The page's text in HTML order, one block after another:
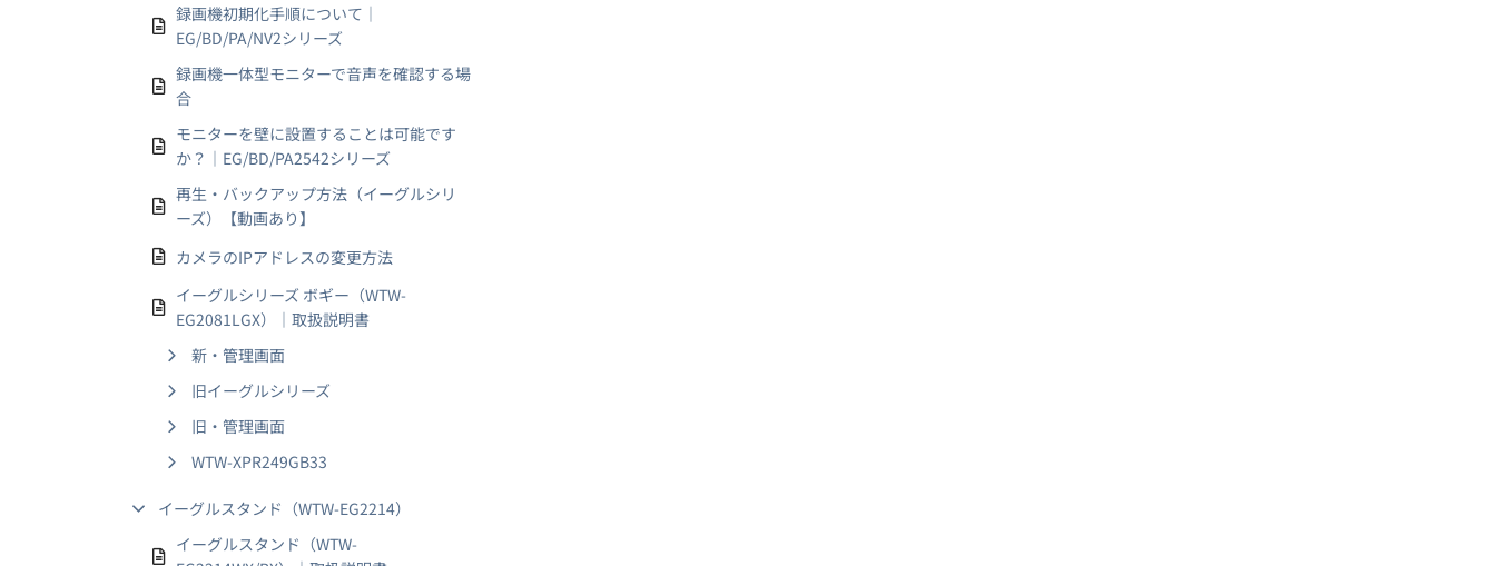
録画機初期化手順について｜
EG/BD/PA/NV2シリーズ
録画機一体型モニターで音声を確認する場
合
モニターを壁に設置することは可能です
か？｜EG/BD/PA2542シリーズ
再生・バックアップ方法（イーグルシリ
ーズ）【動画あり】
カメラのIPアドレスの変更方法
イーグルシリーズ ボギー（WTW-
EG2081LGX）｜取扱説明書
新・管理画面
旧イーグルシリーズ
旧・管理画面
WTW-XPR249GB33
イーグルスタンド（WTW-EG2214）
イーグルスタンド（WTW-